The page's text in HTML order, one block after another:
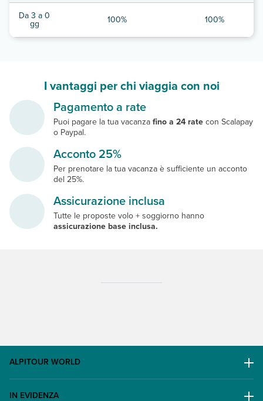
Da 3 a 0
gg 100% 100%
I vantaggi per chi viaggia con noi
Pagamento a rate
Puoi pagare la tua vacanzafino a 24 ratecon Scalapay
o Paypal.
Acconto 25%
Per prenotare la tua vacanza è sufficiente un acconto
del 25%.
Assicurazione inclusa
Tutte le proposte volo + soggiorno hanno
assicurazione base inclusa.
ALPITOUR WORLD
AWARD
IN EVIDENZA